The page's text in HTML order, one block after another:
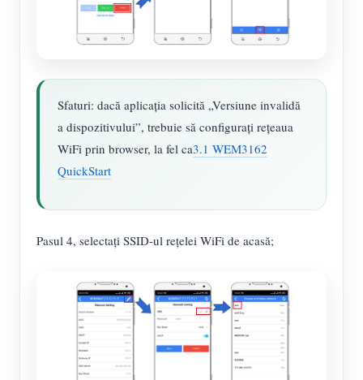
Sfaturi: dacă aplicația solicită „Versiune invalidă
a dispozitivului”, trebuie să configurați rețeaua
WiFi prin browser, la fel ca3.1 WEM3162
QuickStart
Pasul 4, selectați SSID-ul rețelei WiFi de acasă;